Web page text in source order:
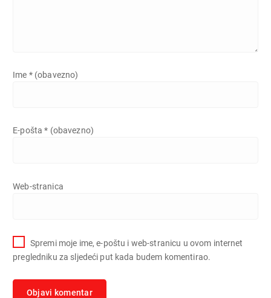
Ime * (obavezno)
E-pošta* (obavezno)
Web-stranica
Spremi moje ime, e-poštu i web-stranicu u ovom internet
pregledniku za sljedeći put kada budem komentirao.